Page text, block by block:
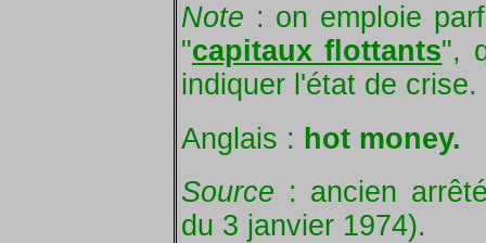
Note : on emploie
"capitaux flottants",
indiquer l'état de crise.
Anglais : hot money.
Source : ancien
du 3 janvier 1974).